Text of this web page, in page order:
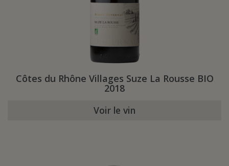
Côtes du Rhône Villages Suze La Rousse BIO
2018
Voir le vin